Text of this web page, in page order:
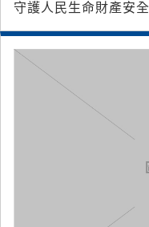
守護人民生命財產安全